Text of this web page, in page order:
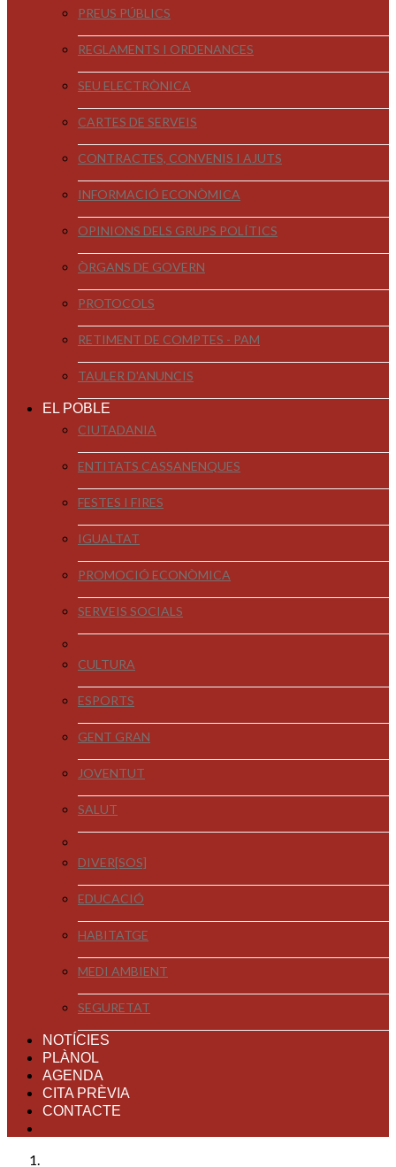
PREUS PÚBLICS
REGLAMENTS I ORDENANCES
SEU ELECTRÒNICA
CARTES DE SERVEIS
CONTRACTES, CONVENIS I AJUTS
INFORMACIÓ ECONÒMICA
OPINIONS DELS GRUPS POLÍTICS
ÒRGANS DE GOVERN
PROTOCOLS
RETIMENT DE COMPTES - PAM
TAULER D'ANUNCIS
EL POBLE
CIUTADANIA
ENTITATS CASSANENQUES
FESTES I FIRES
IGUALTAT
PROMOCIÓ ECONÒMICA
SERVEIS SOCIALS
CULTURA
ESPORTS
GENT GRAN
JOVENTUT
SALUT
DIVER[SOS]
EDUCACIÓ
HABITATGE
MEDI AMBIENT
SEGURETAT
NOTÍCIES
PLÀNOL
AGENDA
CITA PRÈVIA
CONTACTE